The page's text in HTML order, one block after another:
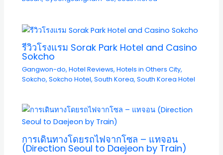
รีวิวโรงแรม Sorak Park Hotel and Casino
Sokcho
Gangwon-do,Hotel Reviews,Hotels in Others City,
Sokcho,Sokcho Hotel,South Korea,South Korea Hotel
การเดินทางโดยรถไฟจากโซล – แทจอน
(Direction Seoul to Daejeon by Train)